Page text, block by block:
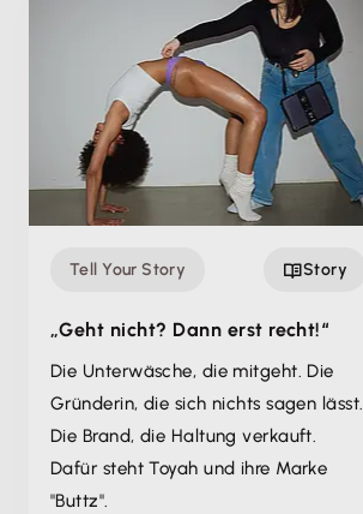
Tell Your Story Story
„Geht nicht? Dann erst recht!“
Die Unterwäsche, die mitgeht. Die
Gründerin, die sich nichts sagen lässt.
Die Brand, die Haltung verkauft.
Dafür steht Toyah und ihre Marke
"Buttz".